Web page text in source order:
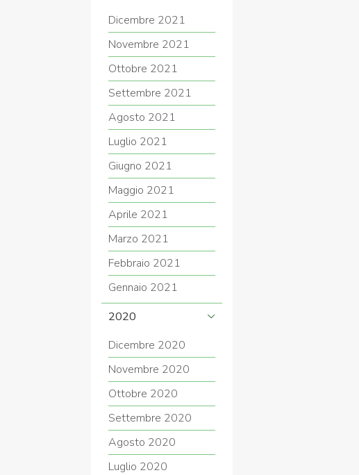
Dicembre 2021
Novembre 2021
Ottobre 2021
Settembre 2021
Agosto 2021
Luglio 2021
Giugno 2021
Maggio 2021
Aprile 2021
Marzo 2021
Febbraio 2021
Gennaio 2021
2020
Dicembre 2020
Novembre 2020
Ottobre 2020
Settembre 2020
Agosto 2020
Luglio 2020